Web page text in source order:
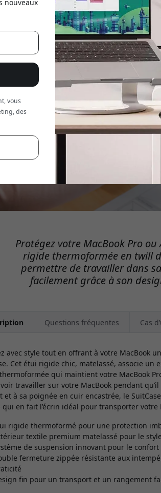
Protégez votre MacBook Pro
rigide thermoformée en twill
permettre de travailler dans
facilement grâce à son
Questions fréquentes Cas
avec style tout en offrant à votre MacBook
Cet étui rigide chic, matelassé, associe
qui maintient votre MacBook
travailler sur votre MacBook pendant
et à sa poignée en cuir encastrée, le
qui en fait l’écrin idéal pour transporter votre
rigide thermoformé pour une protection
textile premium matelassé pour le
de suspension innovant pour le
fermeture zippée résistante aux
fin pour un transport et un rangement
nouveaux
vous
des
Utilisez ce code lors